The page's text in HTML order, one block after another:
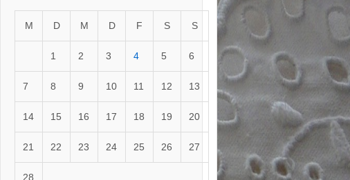
M D M D F S S
1 2 3 4 5 6
7 8 9 10 11 12 13
14 15 16 17 18 19 20
21 22 23 24 25 26 27
28